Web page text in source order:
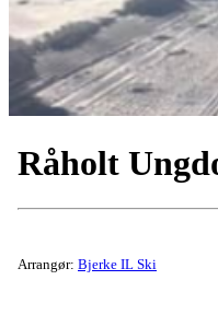
Råholt
Arrangør: Bjerke IL Ski